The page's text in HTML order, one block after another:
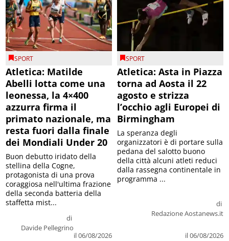
SPORT
Atletica: Matilde
Abelli lotta come una
leonessa, la 4×400
azzurra firma il
primato nazionale, ma
resta fuori dalla finale
dei Mondiali Under 20
di
Davide Pellegrino
il 06/08/2026
Buon debutto iridato della
stellina della Cogne,
protagonista di una prova
coraggiosa nell'ultima frazione
della seconda batteria della
staffetta mist...
SPORT
Atletica: Asta in Piazza
torna ad Aosta il 22
agosto e strizza
l’occhio agli Europei di
Birmingham
di
Redazione Aostanews.it
il 06/08/2026
La speranza degli
organizzatori è di portare sulla
pedana del salotto buono
della città alcuni atleti reduci
dalla rassegna continentale in
programma ...